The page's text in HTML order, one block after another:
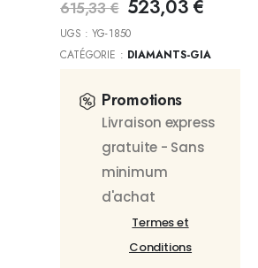
615,33€ 523,03 €
UGS :YG-1850
CATÉGORIE : DIAMANTS-GIA
Promotions
Livraison express
gratuite - Sans
minimum
d'achat
Termes et
Conditions